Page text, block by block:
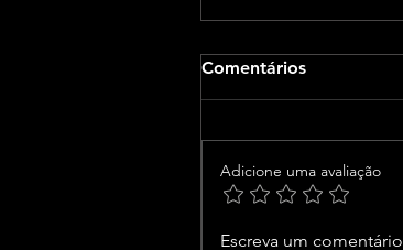
CNJ acaba com
Comentários
Adicione uma avaliação
Escreva um comentário